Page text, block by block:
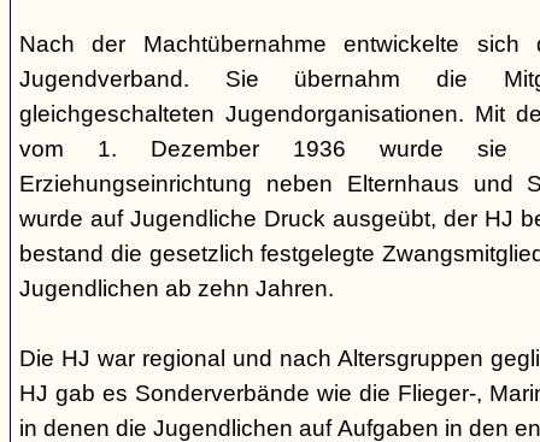
Nach der Machtübernahme entwickelte
Jugendverband. Sie übernahm die
gleichgeschalteten Jugendorganisationen. Mit
vom 1. Dezember 1936 wurde sie
Erziehungseinrichtung neben Elternhaus und
wurde auf Jugendliche Druck ausgeübt, der HJ
bestand die gesetzlich festgelegte
Jugendlichen ab zehn Jahren.
Die HJ war regional und nach Altersgruppen
HJ gab es Sonderverbände wie die Flieger-,
in denen die Jugendlichen auf Aufgaben in den